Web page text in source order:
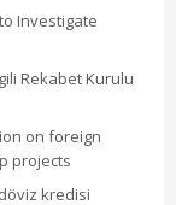
Investigate
Rekabet Kurulu
on foreign
projects
kredisi